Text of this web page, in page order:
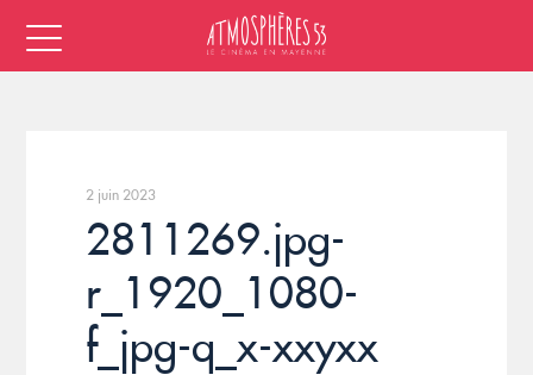
2 juin 2023
2811269.jpg-
r_1920_1080-
f_jpg-q_x-xxyxx